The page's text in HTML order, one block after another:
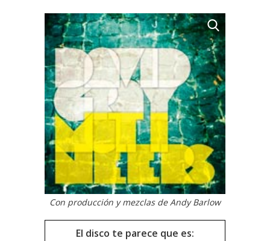
Con producción y mezclas de Andy Barlow
El disco te parece que es: